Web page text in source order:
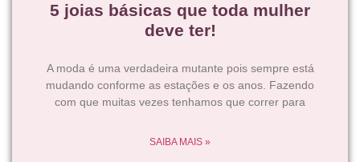
5 joias básicas que toda mulher
deve ter!
A moda é uma verdadeira mutante pois sempre está
mudando conforme as estações e os anos. Fazendo
com que muitas vezes tenhamos que correr para
SAIBA MAIS »